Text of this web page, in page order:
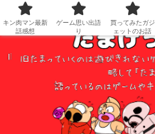
キン肉マン最新
話感想
ゲーム思い出語
り
買ってみたガジ
ェットのお話